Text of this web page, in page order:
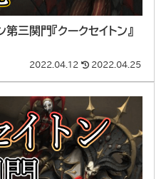
三関門『クークセイトン』
2022.04.12 2022.04.25